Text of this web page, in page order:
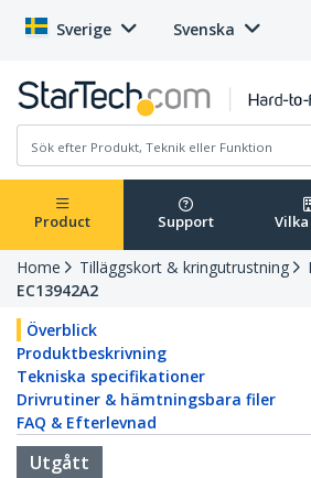
Sverige Svenska
Product Support
Home Tilläggskort & kringutrustning
EC13942A2
Överblick
Produktbeskrivning
Tekniska specifikationer
Drivrutiner & hämtningsbara filer
FAQ & Efterlevnad
Utgått